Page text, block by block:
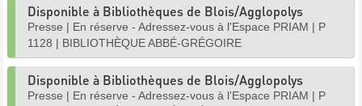
Disponible à Bibliothèques de Blois/Agglopolys
Presse | En réserve - Adressez-vous à l'Espace PRIAM | P
1128 | BIBLIOTHÈQUE ABBÉ-GRÉGOIRE
Disponible à Bibliothèques de Blois/Agglopolys
Presse | En réserve - Adressez-vous à l'Espace PRIAM | P